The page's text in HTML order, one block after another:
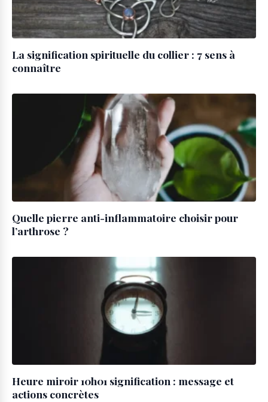
La signification spirituelle du collier : 7 sens à
connaître
Quelle pierre anti-inflammatoire choisir pour
l’arthrose ?
Heure miroir 10h01 signification : message et
actions concrètes